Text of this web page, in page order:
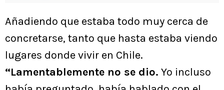
Añadiendo que estaba todo muy cerca de
concretarse, tanto que hasta estaba viendo
lugares donde vivir en Chile.
“Lamentablemente no se dio. Yo incluso